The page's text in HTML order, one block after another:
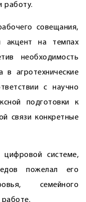
работу.
совещания,
акцент на темпах
необходимость
в агротехнические
с научно
подготовки к
связи конкретные
системе,
пожелал его
семейного